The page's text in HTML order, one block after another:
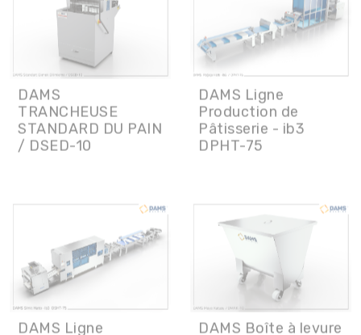
DAMS
TRANCHEUSE
STANDARD DU PAIN
/ DSED-10
DAMS Ligne
Production de
DPHT-75
DAMS Ligne
Production de Bagel
DAMS Boîte à levure